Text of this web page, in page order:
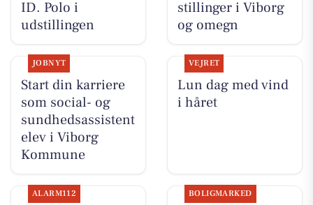
ID. Polo i
udstillingen
stillinger i Viborg
og omegn
JOBNYT
Start din karriere
som social- og
sundhedsassistent
elev i Viborg
Kommune
VEJRET
Lun dag med vind
i håret
ALARM112 BOLIGMARKED